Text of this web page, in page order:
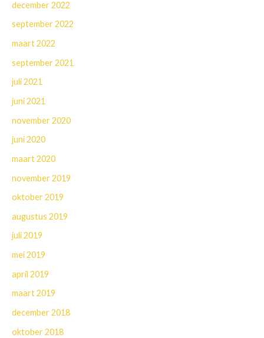
december 2022
september 2022
maart 2022
september 2021
juli 2021
juni 2021
november 2020
juni 2020
maart 2020
november 2019
oktober 2019
augustus 2019
juli 2019
mei 2019
april 2019
maart 2019
december 2018
oktober 2018